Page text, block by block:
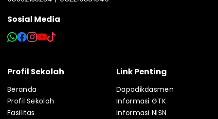
Sosial Media
Profil Sekolah
Beranda
Profil Sekolah
Fasilitas
Link Penting
Dapodikdasmen
Informasi GTK
Informasi NISN